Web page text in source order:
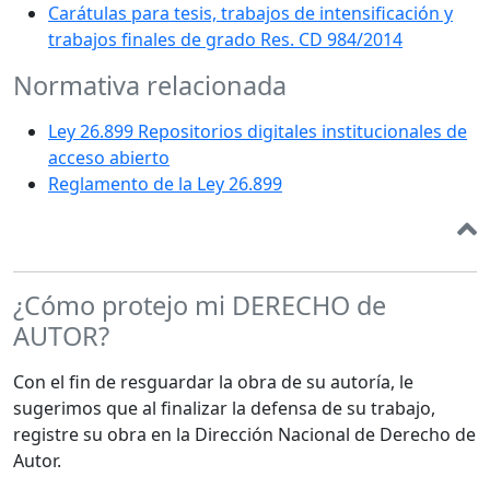
Carátulas para tesis, trabajos de intensificación y
trabajos finales de grado Res. CD 984/2014
Normativa relacionada
Ley 26.899 Repositorios digitales institucionales de
acceso abierto
Reglamento de la Ley 26.899
¿Cómo protejo mi DERECHO de
AUTOR?
Con el fin de resguardar la obra de su autoría, le
sugerimos que al finalizar la defensa de su trabajo,
registre su obra en la Dirección Nacional de Derecho de
Autor.